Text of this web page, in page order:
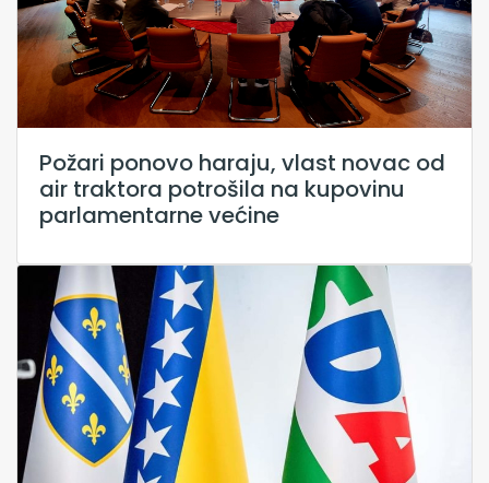
Požari ponovo haraju, vlast novac od
air traktora potrošila na kupovinu
parlamentarne većine